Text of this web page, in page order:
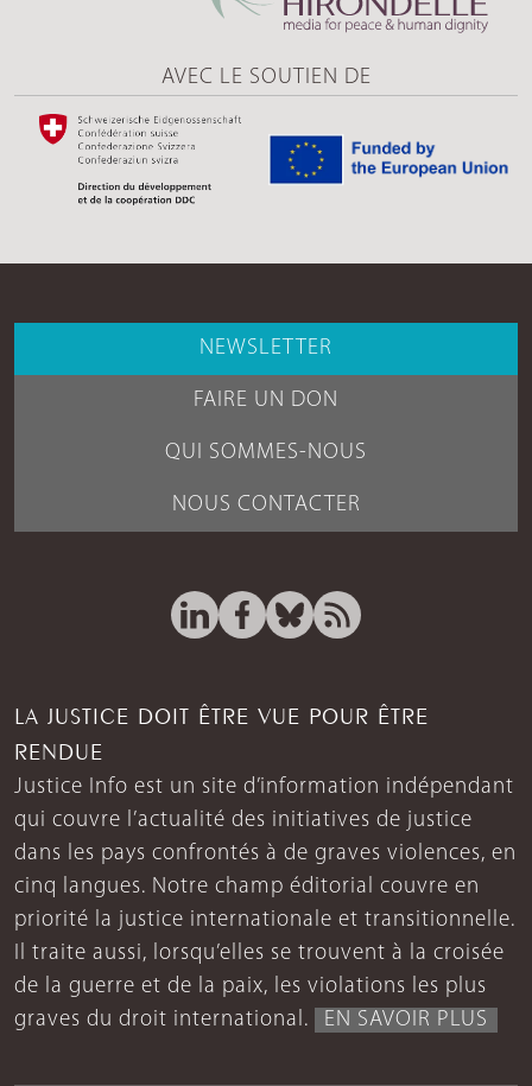
AVEC LE SOUTIEN DE
NEWSLETTER
FAIRE UN DON
QUI SOMMES-NOUS
NOUS CONTACTER
LA JUSTICE DOIT ÊTRE VUE POUR ÊTRE
RENDUE
Justice Info est un site d’information indépendant
qui couvre l’actualité des initiatives de justice
dans les pays confrontés à de graves violences, en
cinq langues. Notre champ éditorial couvre en
priorité la justice internationale et transitionnelle.
Il traite aussi, lorsqu’elles se trouvent à la croisée
de la guerre et de la paix, les violations les plus
graves du droit international.
EN SAVOIR PLUS